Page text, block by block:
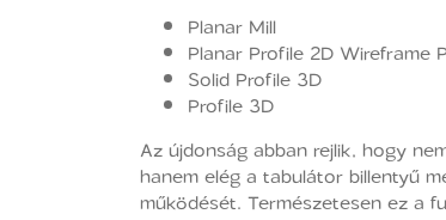
Planar Mill
Planar Profile 2D Wireframe
Solid Profile 3D
Profile 3D
Az újdonság abban rejlik, hogy
hanem elég a tabulátor billentyű
működését. Természetesen ez a